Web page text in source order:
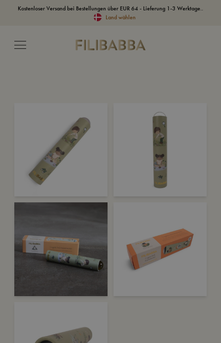
Kostenloser Versand bei Bestellungen über EUR 64 - Lieferung 1-3 Werktage..
Land wählen